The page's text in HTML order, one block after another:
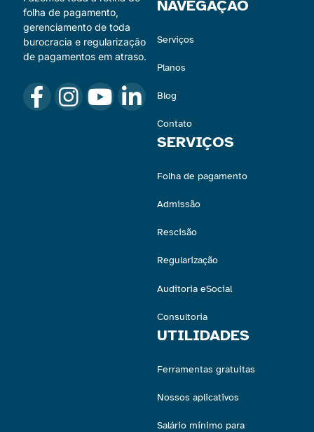
folha de pagamento,
gerenciamento de toda
burocracia e regularização
de pagamentos em atraso.
NAVEGAÇÃO
Serviços
Planos
Blog
Contato
SERVIÇOS
Folha de pagamento
Admissão
Rescisão
Regularização
Auditoria eSocial
Consultoria
UTILIDADES
Ferramentas gratuitas
Nossos aplicativos
Salário mínimo para